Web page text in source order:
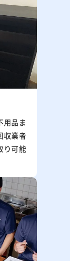
用品ま
収業者
り可能